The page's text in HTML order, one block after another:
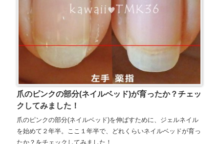
爪のピンクの部分(ネイルベッド)が育ったか？チェッ
クしてみました！
爪のピンクの部分(ネイルベッド)を伸ばすために、ジェルネイル
を始めて２年半。ここ１年半で、どれくらいネイルベッドが育っ
たか？をチェックしてみました！